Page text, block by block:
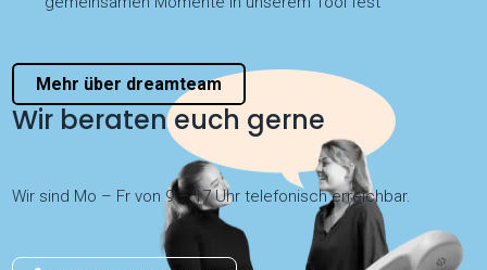
Mehr über dreamteam
Wir beraten euch gerne
Wir sind Mo – Fr von 9 – 17 Uhr telefonisch erreichbar.